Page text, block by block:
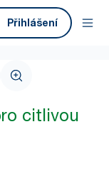
Přihlášení
citlivou